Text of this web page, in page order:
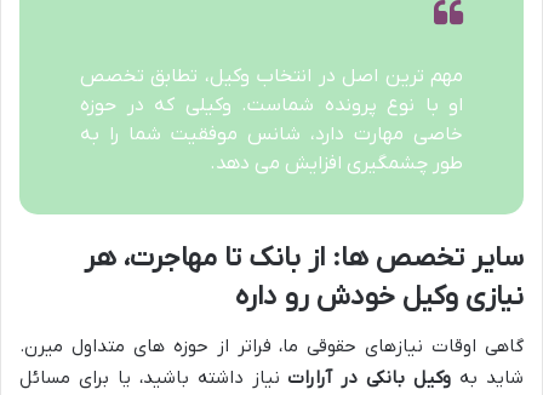
مهم ترین اصل در انتخاب وکیل، تطابق تخصص
او با نوع پرونده شماست. وکیلی که در حوزه
خاصی مهارت دارد، شانس موفقیت شما را به
طور چشمگیری افزایش می دهد.
سایر تخصص ها: از بانک تا مهاجرت، هر
نیازی وکیل خودش رو داره
گاهی اوقات نیازهای حقوقی ما، فراتر از حوزه های متداول میرن.
شاید به وکیل بانکی در آرارات نیاز داشته باشید، یا برای مسائل